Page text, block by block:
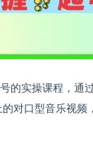
的实操课程，通
对口型音乐视频